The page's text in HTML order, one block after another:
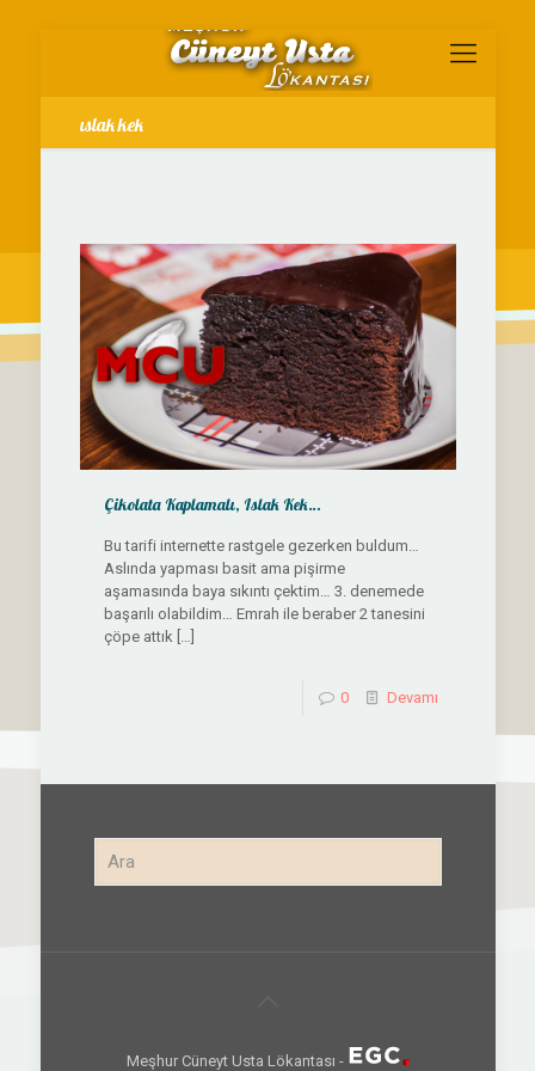
ıslak kek
Çikolata Kaplamalı, Islak Kek…
Bu tarifi internette rastgele gezerken buldum…
Aslında yapması basit ama pişirme
aşamasında baya sıkıntı çektim… 3. denemede
başarılı olabildim… Emrah ile beraber 2 tanesini
çöpe attık[…]
0 Devamı
Meşhur Cüneyt Usta Lökantası -